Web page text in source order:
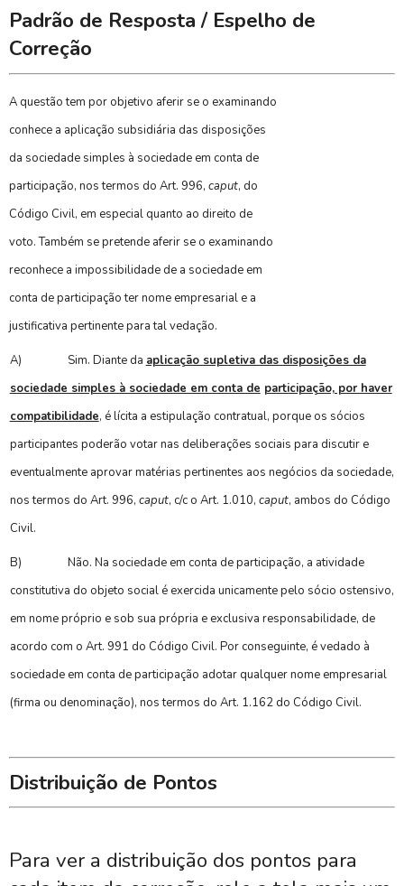
Padrão de Resposta / Espelho de
Correção
A questão tem por objetivo aferir se o examinando
conhece a aplicação subsidiária das disposições
da sociedade simples à sociedade em conta de
participação, nos termos do Art. 996, caput, do
Código Civil, em especial quanto ao direito de
voto. Também se pretende aferir se o examinando
reconhece a impossibilidade de a sociedade em
conta de participação ter nome empresarial e a
justificativa pertinente para tal vedação.
A) Sim. Diante da aplicação supletiva das disposições da
sociedade simples à sociedade em conta de participação, por haver
compatibilidade, é lícita a estipulação contratual, porque os sócios
participantes poderão votar nas deliberações sociais para discutir e
eventualmente aprovar matérias pertinentes aos negócios da sociedade,
nos termos do Art. 996, caput, c/c o Art. 1.010, caput, ambos do Código
Civil.
B)
Não. Na sociedade em conta de participação, a atividade
constitutiva do objeto social é exercida unicamente pelo sócio ostensivo,
em nome próprio e sob sua própria e exclusiva responsabilidade, de
acordo com o Art. 991 do Código Civil. Por conseguinte, é vedado à
sociedade em conta de participação adotar qualquer nome empresarial
(firma ou denominação), nos termos do Art. 1.162 do Código Civil.
Distribuição de Pontos
Para ver a distribuição dos pontos para